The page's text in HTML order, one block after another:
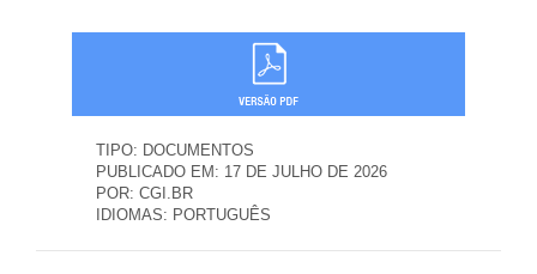
TIPO: DOCUMENTOS
PUBLICADO EM: 17 DE JULHO DE 2026
POR: CGI.BR
IDIOMAS: PORTUGUÊS